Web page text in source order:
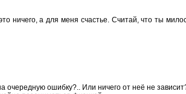
ничего, а для меня счастье. Считай, что ты
очередную ошибку?.. Или ничего от неё не